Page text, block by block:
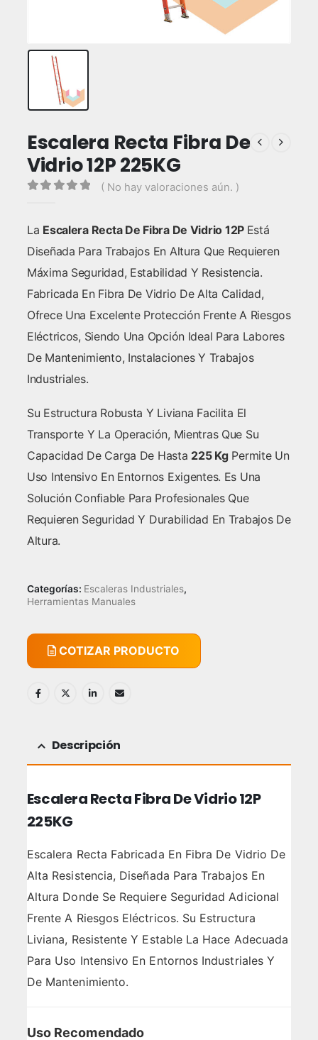
Escalera Recta Fibra De
Vidrio 12P 225KG
( No hay valoraciones aún. )
La Escalera Recta De Fibra De Vidrio 12P Está
Diseñada Para Trabajos En Altura Que Requieren
Máxima Seguridad, Estabilidad Y Resistencia.
Fabricada En Fibra De Vidrio De Alta Calidad,
Ofrece Una Excelente Protección Frente A Riesgos
Eléctricos, Siendo Una Opción Ideal Para Labores
De Mantenimiento, Instalaciones Y Trabajos
Industriales.
Su Estructura Robusta Y Liviana Facilita El
Transporte Y La Operación, Mientras Que Su
Capacidad De Carga De Hasta 225 KgPermite Un
Uso Intensivo En Entornos Exigentes. Es Una
Solución Confiable Para Profesionales Que
Requieren Seguridad Y Durabilidad En Trabajos De
Altura.
Categorías: Escaleras Industriales,
Herramientas Manuales
COTIZAR PRODUCTO
Descripción
Escalera Recta Fibra De Vidrio 12P
225KG
Escalera Recta Fabricada En Fibra De Vidrio De
Alta Resistencia, Diseñada Para Trabajos En
Altura Donde Se Requiere Seguridad Adicional
Frente A Riesgos Eléctricos. Su Estructura
Liviana, Resistente Y Estable La Hace Adecuada
Para Uso Intensivo En Entornos Industriales Y
De Mantenimiento.
Uso Recomendado